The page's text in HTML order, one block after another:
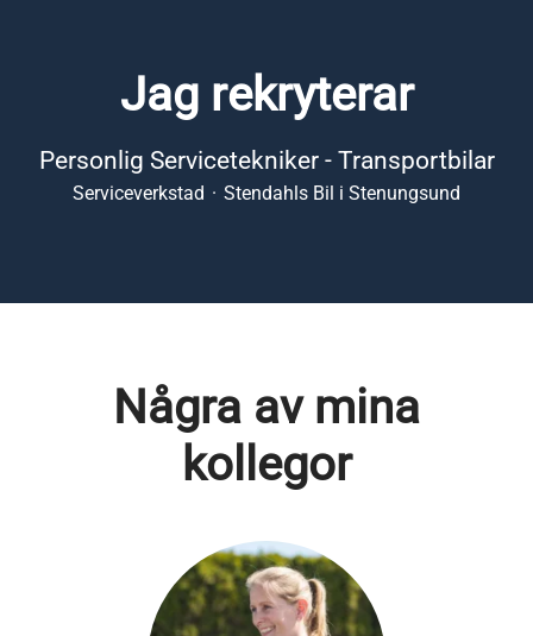
Jag rekryterar
Personlig Servicetekniker - Transportbilar
Serviceverkstad · Stendahls Bil i Stenungsund
Några av mina
kollegor